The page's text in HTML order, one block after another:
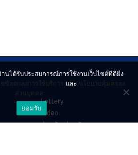
Lottery
Video
ร่วมด้วยช่วยกัน
นได้รับประสบการณ์การใช้งานเว็บไซต์ที่ดียิ่ง
ขข้อตกลงการใช้บริการ และ นโยบายคุ้มครอง
ส่วนบุคคล
ยอมรับ